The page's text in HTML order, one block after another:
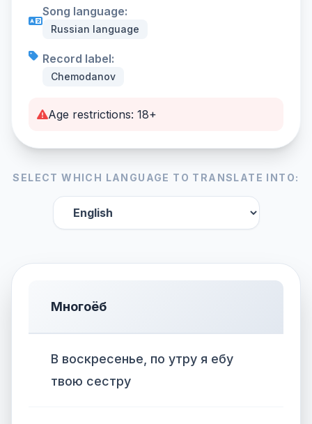
Song language:
Russian language
Record label:
Chemodanov
Age restrictions: 18+
SELECT WHICH LANGUAGE TO TRANSLATE INTO:
Многоёб
В воскресенье, по утру я ебу
твою сестру